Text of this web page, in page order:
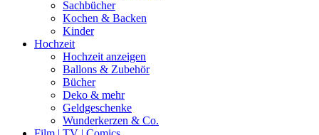
Sachbücher
Kochen & Backen
Kinder
Hochzeit
Hochzeit anzeigen
Ballons & Zubehör
Bücher
Deko & mehr
Geldgeschenke
Wunderkerzen & Co.